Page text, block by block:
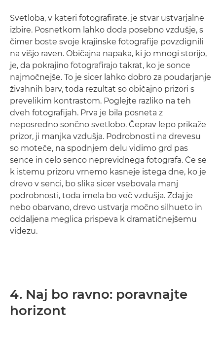
Svetloba, v kateri fotografirate, je stvar ustvarjalne
izbire. Posnetkom lahko doda posebno vzdušje, s
čimer boste svoje krajinske fotografije povzdignili
na višjo raven. Običajna napaka, ki jo mnogi storijo,
je, da pokrajino fotografirajo takrat, ko je sonce
najmočnejše. To je sicer lahko dobro za poudarjanje
živahnih barv, toda rezultat so običajno prizori s
prevelikim kontrastom. Poglejte razliko na teh
dveh fotografijah. Prva je bila posneta z
neposredno sončno svetlobo. Čeprav lepo prikaže
prizor, ji manjka vzdušja. Podrobnosti na drevesu
so moteče, na spodnjem delu vidimo grd pas
sence in celo senco neprevidnega fotografa. Če se
k istemu prizoru vrnemo kasneje istega dne, ko je
drevo v senci, bo slika sicer vsebovala manj
podrobnosti, toda imela bo več vzdušja. Zdaj je
nebo obarvano, drevo ustvarja močno silhueto in
oddaljena meglica prispeva k dramatičnejšemu
videzu.
4. Naj bo ravno: poravnajte
horizont